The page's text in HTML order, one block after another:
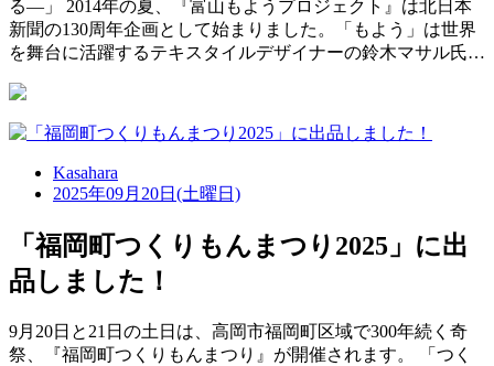
る―」 2014年の夏、『富山もようプロジェクト』は北日本
新聞の130周年企画として始まりました。「もよう」は世界
を舞台に活躍するテキスタイルデザイナーの鈴木マサル氏…
Kasahara
2025年09月20日(土曜日)
「福岡町つくりもんまつり2025」に出
品しました！
9月20日と21日の土日は、高岡市福岡町区域で300年続く奇
祭、『福岡町つくりもんまつり』が開催されます。 「つく